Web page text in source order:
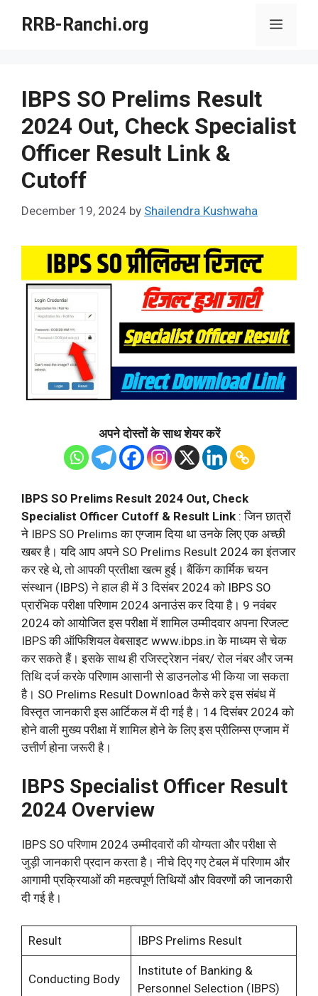
RRB-Ranchi.org Menu
IBPS SO Prelims Result
2024 Out, Check Specialist
Officer Result Link &
Cutoff
December 19, 2024 by Shailendra Kushwaha
अपने दोस्तों के साथ शेयर करें
IBPS SO Prelims Result 2024 Out, Check
Specialist Officer Cutoff & Result Link : जिन छात्रों
ने IBPS SO Prelims का एग्जाम दिया था उनके लिए एक अच्छी
खबर है। यदि आप अपने SO Prelims Result 2024 का इंतजार
कर रहे थे, तो आपकी प्रतीक्षा खत्म हुई। बैंकिंग कार्मिक चयन
संस्थान (IBPS) ने हाल ही में 3 दिसंबर 2024 को IBPS SO
प्रारंभिक परीक्षा परिणाम 2024 अनाउंस कर दिया है। 9 नवंबर
2024 को आयोजित इस परीक्षा में शामिल उम्मीदवार अपना रिजल्ट
IBPS की ऑफिशियल वेबसाइट www.ibps.in के माध्यम से चेक
कर सकते हैं। इसके साथ ही रजिस्ट्रेशन नंबर/ रोल नंबर और जन्म
तिथि दर्ज करके परिणाम आसानी से डाउनलोड भी किया जा सकता
है। SO Prelims Result Download कैसे करे इस संबंध में
विस्तृत जानकारी इस आर्टिकल में दी गई है। 14 दिसंबर 2024 को
होने वाली मुख्य परीक्षा में शामिल होने के लिए इस प्रीलिम्स एग्जाम में
उत्तीर्ण होना जरूरी है।
IBPS Specialist Officer Result
2024 Overview
IBPS SO परिणाम 2024 उम्मीदवारों की योग्यता और परीक्षा से
जुड़ी जानकारी प्रदान करता है। नीचे दिए गए टेबल में परिणाम और
आगामी प्रक्रियाओं की महत्वपूर्ण तिथियों और विवरणों की जानकारी
दी गई है।
Result IBPS Prelims Result
Conducting Body
Institute of Banking &
Personnel Selection (IBPS)